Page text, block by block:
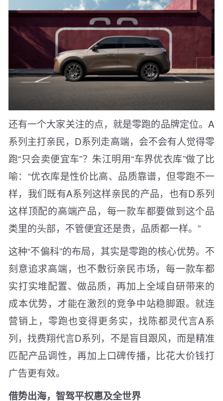
还有一个大家关注的点，就是零跑的品牌定位。A
系列主打亲民，D系列走高端，会不会有人觉得零
跑“只会卖便宜车”？朱江明用“车界优衣库”做了比
喻：“优衣库是性价比高、品质靠谱，但零跑不一
样，我们既有A系列这样亲民的产品，也有D系列
这样顶配的高端产品，每一款车都要做到这个品
类里的头部，不管便宜还是贵，品质都一样。”
这种“不偏科”的布局，其实是零跑的核心优势。不
刻意追求高端，也不敷衍亲民市场，每一款车都
实打实堆配置、做品质，再加上全域自研带来的
成本优势，才能在激烈的竞争中站稳脚跟。就连
营销上，零跑也变得更务实，找陈都灵代言A系
列，找费翔代言D系列，不是盲目跟风，而是精准
匹配产品调性，再加上口碑传播，比花大价钱打
广告更有效。
借势出海，智驾平权惠及全世界